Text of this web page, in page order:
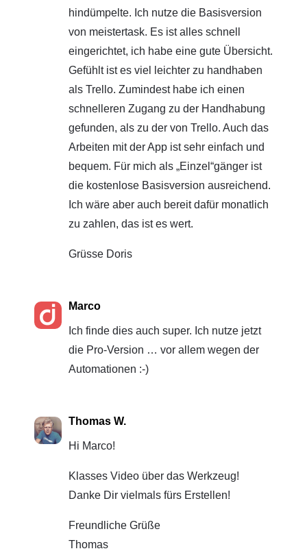
hindümpelte. Ich nutze die Basisversion
von meistertask. Es ist alles schnell
eingerichtet, ich habe eine gute Übersicht.
Gefühlt ist es viel leichter zu handhaben
als Trello. Zumindest habe ich einen
schnelleren Zugang zu der Handhabung
gefunden, als zu der von Trello. Auch das
Arbeiten mit der App ist sehr einfach und
bequem. Für mich als „Einzel“gänger ist
die kostenlose Basisversion ausreichend.
Ich wäre aber auch bereit dafür monatlich
zu zahlen, das ist es wert.
Grüsse Doris
Marco
Ich finde dies auch super. Ich nutze jetzt
die Pro-Version … vor allem wegen der
Automationen :-)
Thomas W.
Hi Marco!
Klasses Video über das Werkzeug!
Danke Dir vielmals fürs Erstellen!
Freundliche Grüße
Thomas